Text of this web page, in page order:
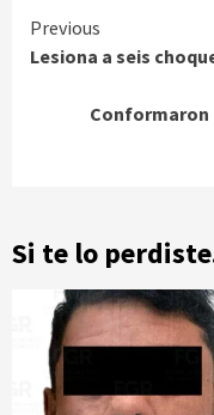
Continue
Previous
Lesiona a seis
Conformaron
Si te lo